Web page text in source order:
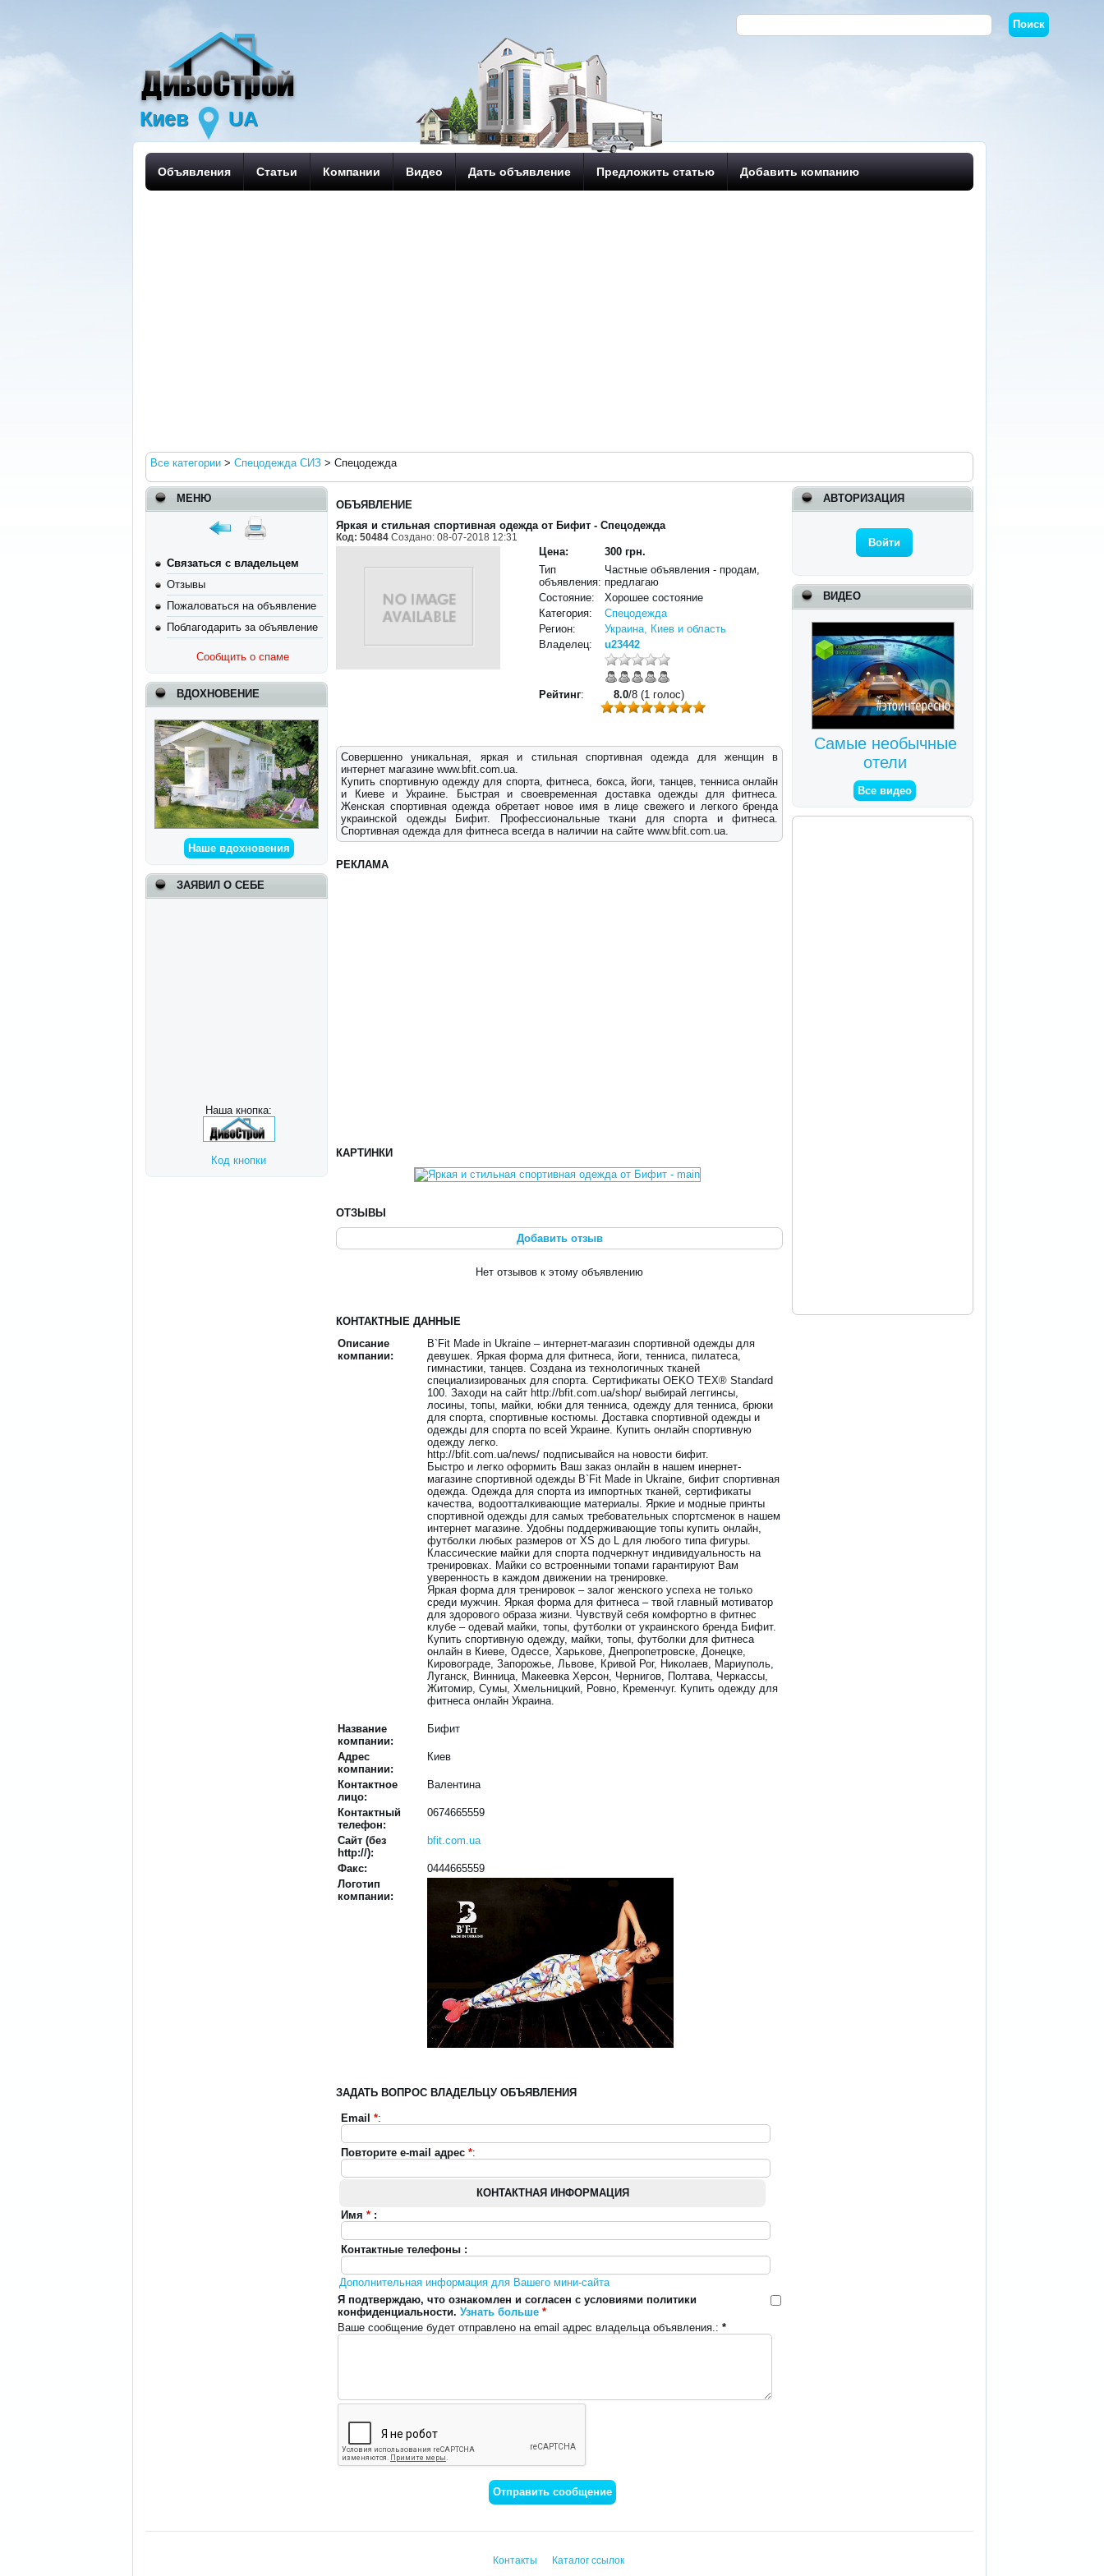
Киев UA
Объявления Статьи Компании Видео Дать объявление Предложить статью Добавить компанию
Все категории >Спецодежда СИЗ >Спецодежда
МЕНЮ
Связаться с владельцем
Отзывы
Пожаловаться на объявление
Поблагодарить за объявление
Сообщить о спаме
ВДОХНОВЕНИЕ
Наше вдохновения
ЗАЯВИЛ О СЕБЕ
Наша кнопка:
Код кнопки
АВТОРИЗАЦИЯ
Войти
ВИДЕО
Самые необычные
отели
Все видео
ОБЪЯВЛЕНИЕ
Яркая и стильная спортивная одежда от Бифит - Спецодежда
Код:50484 Создано: 08-07-2018 12:31
Цена:
300 грн.
Тип
объявления:
Частные объявления - продам,
предлагаю
Состояние:
Хорошее состояние
Категория:
Спецодежда
Регион:
Украина, Киев и область
Владелец:
u23442
Рейтинг: 8.0/8 (1 голос)
Совершенно уникальная, яркая и стильная спортивная одежда для женщин в
интернет магазине www.bfit.com.ua.
Купить спортивную одежду для спорта, фитнеса, бокса, йоги, танцев, тенниса онлайн
и Киеве и Украине. Быстрая и своевременная доставка одежды для фитнеса.
Женская спортивная одежда обретает новое имя в лице свежего и легкого бренда
украинской одежды Бифит. Профессиональные ткани для спорта и фитнеса.
Спортивная одежда для фитнеса всегда в наличии на сайте www.bfit.com.ua.
РЕКЛАМА
КАРТИНКИ
ОТЗЫВЫ
Добавить отзыв
Нет отзывов к этому объявлению
КОНТАКТНЫЕ ДАННЫЕ
Описание
компании:
B`Fit Made in Ukraine – интернет-магазин спортивной одежды для
девушек. Яркая форма для фитнеса, йоги, тенниса, пилатеса,
гимнастики, танцев. Создана из технологичных тканей
специализированых для спорта. Сертификаты OEKO TEX® Standard
100. Заходи на сайт http://bfit.com.ua/shop/ выбирай леггинсы,
лосины, топы, майки, юбки для тенниса, одежду для тенниса, брюки
для спорта, спортивные костюмы. Доставка спортивной одежды и
одежды для спорта по всей Украине. Купить онлайн спортивную
одежду легко.
http://bfit.com.ua/news/ подписывайся на новости бифит.
Быстро и легко оформить Ваш заказ онлайн в нашем инернет-
магазине спортивной одежды B`Fit Made in Ukraine, бифит спортивная
одежда. Одежда для спорта из импортных тканей, сертификаты
качества, водоотталкивающие материалы. Яркие и модные принты
спортивной одежды для самых требовательных спортсменок в нашем
интернет магазине. Удобны поддерживающие топы купить онлайн,
футболки любых размеров от XS до L для любого типа фигуры.
Классические майки для спорта подчеркнут индивидуальность на
тренировках. Майки со встроенными топами гарантируют Вам
уверенность в каждом движении на тренировке.
Яркая форма для тренировок – залог женского успеха не только
среди мужчин. Яркая форма для фитнеса – твой главный мотиватор
для здорового образа жизни. Чувствуй себя комфортно в фитнес
клубе – одевай майки, топы, футболки от украинского бренда Бифит.
Купить спортивную одежду, майки, топы, футболки для фитнеса
онлайн в Киеве, Одессе, Харькове, Днепропетровске, Донецке,
Кировограде, Запорожье, Львове, Кривой Рог, Николаев, Мариуполь,
Луганск, Винница, Макеевка Херсон, Чернигов, Полтава, Черкассы,
Житомир, Сумы, Хмельницкий, Ровно, Кременчуг. Купить одежду для
фитнеса онлайн Украина.
Название
компании:
Бифит
Адрес
компании:
Киев
Контактное
лицо:
Валентина
Контактный
телефон:
0674665559
Сайт (без
http://):
bfit.com.ua
Факс:
0444665559
Логотип
компании:
ЗАДАТЬ ВОПРОС ВЛАДЕЛЬЦУ ОБЪЯВЛЕНИЯ
Email *:
Повторите e-mail адрес *:
КОНТАКТНАЯ ИНФОРМАЦИЯ
Имя* :
Контактные телефоны :
Дополнительная информация для Вашего мини-сайта
Я подтверждаю, что ознакомлен и согласен с условиями политики
конфиденциальности.Узнать больше *
Ваше сообщение будет отправлено на email адрес владельца объявления.:*
Контакты Каталог ссылок